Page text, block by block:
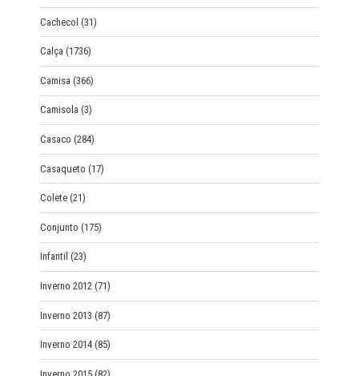
Cachecol (31)
Calça (1736)
Camisa (366)
Camisola (3)
Casaco (284)
Casaqueto (17)
Colete (21)
Conjunto (175)
Infantil (23)
Inverno 2012 (71)
Inverno 2013 (87)
Inverno 2014 (85)